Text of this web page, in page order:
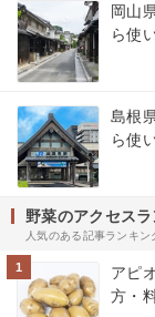
岡山
ら使
島根
ら使
野菜のアクセス
人気のある記事ランキン
1
アピ
方・